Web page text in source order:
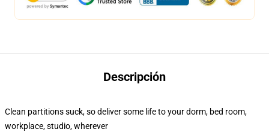
Descripción
Clean partitions suck, so deliver some life to your dorm, bed room,
workplace, studio, wherever